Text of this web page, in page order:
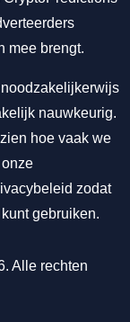
mee brengt.
nauwkeurig.
hoe vaak we
zodat
gebruiken.
Alle rechten